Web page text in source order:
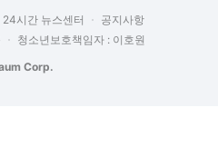
24시간 뉴스센터
공지사항
청소년보호책임자 : 이호원
Corp.